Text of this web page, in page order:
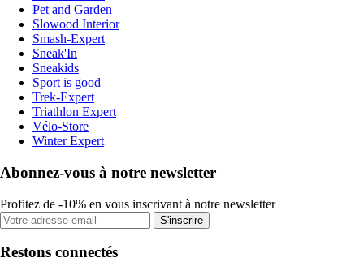
Pet and Garden
Slowood Interior
Smash-Expert
Sneak'In
Sneakids
Sport is good
Trek-Expert
Triathlon Expert
Vélo-Store
Winter Expert
Abonnez-vous à notre newsletter
Profitez de -10% en vous inscrivant à notre newsletter
S'inscrire
Restons connectés